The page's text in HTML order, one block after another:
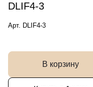
DLIF4-3
Арт. DLIF4-3
В корзину